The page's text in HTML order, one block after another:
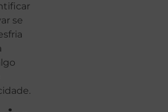
se